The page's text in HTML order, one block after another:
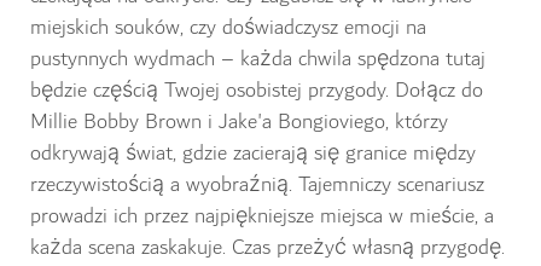
miejskich souków, czy doświadczysz emocji na
pustynnych wydmach – każda chwila spędzona tutaj
będzie częścią Twojej osobistej przygody. Dołącz do
Millie Bobby Brown i Jake'a Bongioviego, którzy
odkrywają świat, gdzie zacierają się granice między
rzeczywistością a wyobraźnią. Tajemniczy scenariusz
prowadzi ich przez najpiękniejsze miejsca w mieście, a
każda scena zaskakuje. Czas przeżyć własną przygodę.